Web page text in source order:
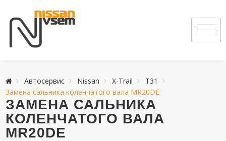
Автосервис Nissan X-Trail
T31
Замена сальника коленчатого вала MR20DE
ЗАМЕНА САЛЬНИКА
КОЛЕНЧАТОГО ВАЛА
MR20DE